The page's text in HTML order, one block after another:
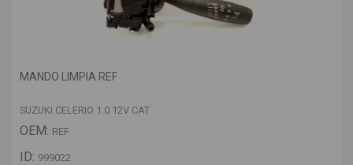
MANDO LIMPIA REF
SUZUKI CELERIO 1.0 12V CAT
OEM: REF
ID: 999022